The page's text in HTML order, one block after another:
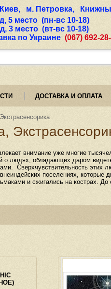
Киев, м. Петровка,
5 место (пн-вс 10-18)
3 место (вт-вс 10-18)
по Украине(067) 692-
ДОСТАВКА И ОПЛАТА
внимание уже многие
о людях, обладающих даром
Сверхчувствительность этих
поселениях, которые
и сжигались на кострах. До